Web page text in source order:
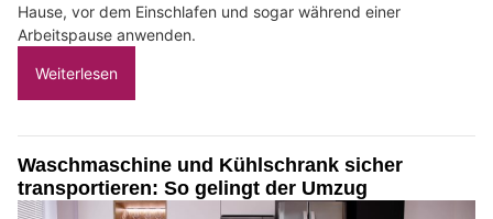
Hause, vor dem Einschlafen und sogar während einer
Arbeitspause anwenden.
Weiterlesen
Waschmaschine und Kühlschrank sicher
transportieren: So gelingt der Umzug